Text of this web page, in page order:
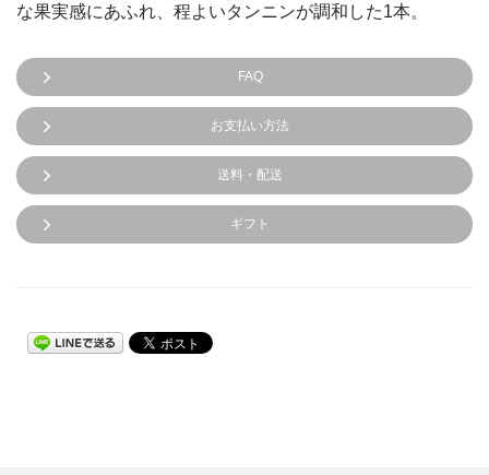
な果実感にあふれ、程よいタンニンが調和した1本。
FAQ
お支払い方法
送料・配送
ギフト